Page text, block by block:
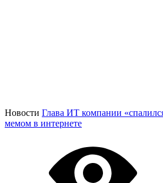
Новости Глава ИТ компании
мемом в интернете